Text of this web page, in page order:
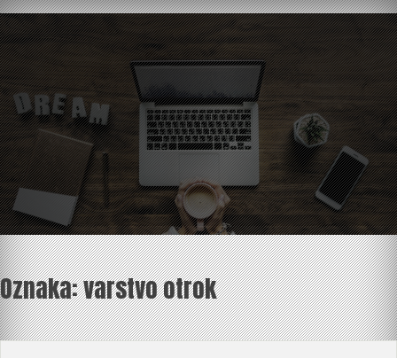
Skip
to
content
Oznaka:varstvo otrok